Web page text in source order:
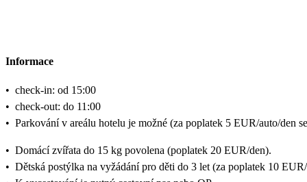
Informace
• check-in: od 15:00
• check-out: do 11:00
• Parkování v areálu hotelu je možné (za poplatek 5 EUR/auto/den
• Domácí zvířata do 15 kg povolena (poplatek 20 EUR/den).
• Dětská postýlka na vyžádání pro děti do 3 let (za poplatek 10